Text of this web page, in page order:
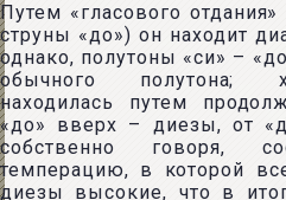
Путем «гласового
струны «до») он находит
однако, полутоны «си» –
обычного полутона;
находилась путем
«до» вверх – диезы, от
собственно говоря,
темперацию, в которой
диезы высокие, что в